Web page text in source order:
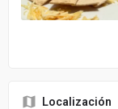
Localización